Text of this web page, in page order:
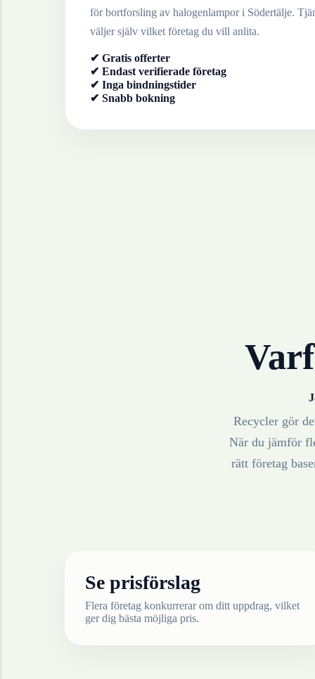
för bortforsling av halogenlampori Södertälje.
väljer själv vilket företag du vill anlita.
✔ Gratis offerter
✔ Endast verifierade företag
✔ Inga bindningstider
✔ Snabb bokning
Recycler gör
När du jämför
rätt företag
Se prisförslag
Flera företag konkurrerar om ditt uppdrag, vilket
ger dig bästa möjliga pris.